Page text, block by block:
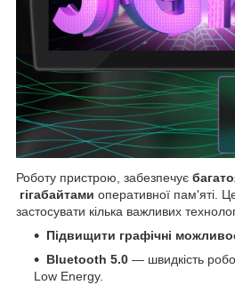
Роботу пристрою, забезпечує
гігабайтами оперативної пам'яті.
застосувати кілька важливих
Підвищити графічні
Bluetooth 5.0 — швидкість
Low Energy.